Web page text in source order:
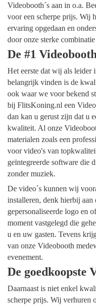
Videobooth´s aan in o.a.
voor een scherpe prijs. Wij
ervaring opgedaan en
door onze sterke
De #1
Het eerste dat wij als leider
belangrijk vinden is de
ook waar we voor bekend
bij FlitsKoning.nl een
dan kan u gerust zijn dat u
kwaliteit. Al onze
materialen zoals een
voor video's van
geïntegreerde software die
zonder muziek.
De video´s kunnen wij
installeren, denk hierbij aan
gepersonaliseerde logo en
moment vastgelegd die
u en uw gasten. Tevens
van onze Videobooth
evenement.
De goedkoopste
Daarnaast is niet enkel
scherpe prijs. Wij verhuren